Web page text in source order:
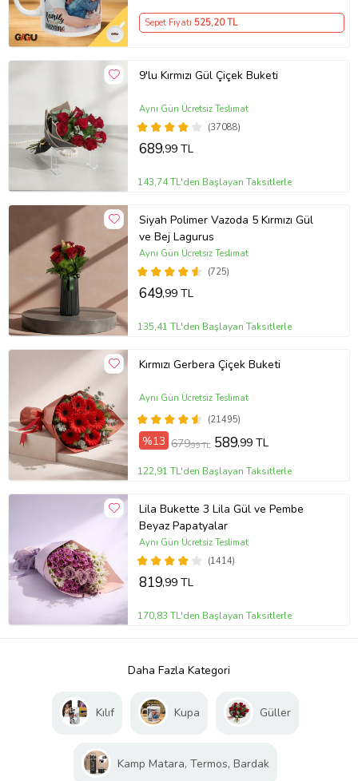
Sepet Fiyatı 525,20 TL
9'lu Kırmızı Gül Çiçek Buketi
(37088)
Aynı Gün Ücretsiz Teslimat
689,99 TL
143,74 TL'den Başlayan Taksitlerle
Siyah Polimer Vazoda 5 Kırmızı Gül
ve Bej Lagurus
(725)
Aynı Gün Ücretsiz Teslimat
649,99 TL
135,41 TL'den Başlayan Taksitlerle
Kırmızı Gerbera Çiçek Buketi
(21495)
Aynı Gün Ücretsiz Teslimat
%13 679,99 TL 589,99 TL
122,91 TL'den Başlayan Taksitlerle
Lila Bukette 3 Lila Gül ve Pembe
Beyaz Papatyalar
(1414)
Aynı Gün Ücretsiz Teslimat
819,99 TL
170,83 TL'den Başlayan Taksitlerle
Daha Fazla Kategori
Kılıf Kupa Güller
Kamp Matara, Termos, Bardak